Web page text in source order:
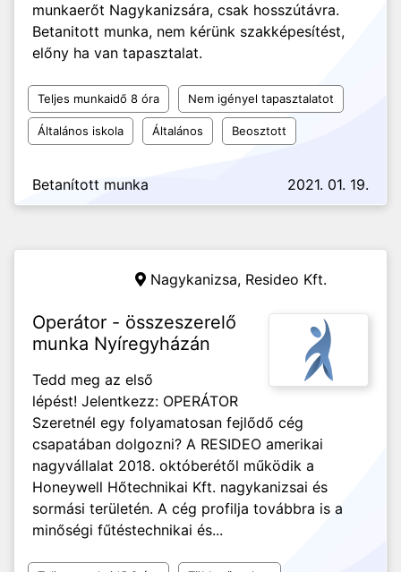
munkaerőt Nagykanizsára, csak hosszútávra.
Betanitott munka, nem kérünk szakképesítést,
előny ha van tapasztalat.
Teljes munkaidő 8 óra Nem igényel tapasztalatot
Általános iskola Általános Beosztott
Betanított munka 2021. 01. 19.
Nagykanizsa, Resideo Kft.
Operátor - összeszerelő
munka Nyíregyházán
Tedd meg az első
lépést! Jelentkezz: OPERÁTOR
Szeretnél egy folyamatosan fejlődő cég
csapatában dolgozni? A RESIDEO amerikai
nagyvállalat 2018. októberétől működik a
Honeywell Hőtechnikai Kft. nagykanizsai és
sormási területén. A cég profilja továbbra is a
minőségi fűtéstechnikai és...